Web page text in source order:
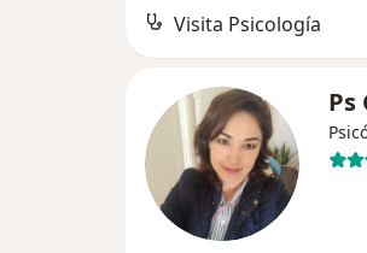
Visita Psicología
Ps